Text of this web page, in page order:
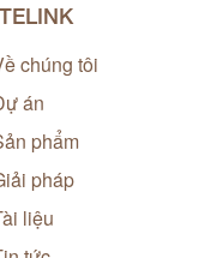
chúng tôi
án
phẩm
pháp
liệu